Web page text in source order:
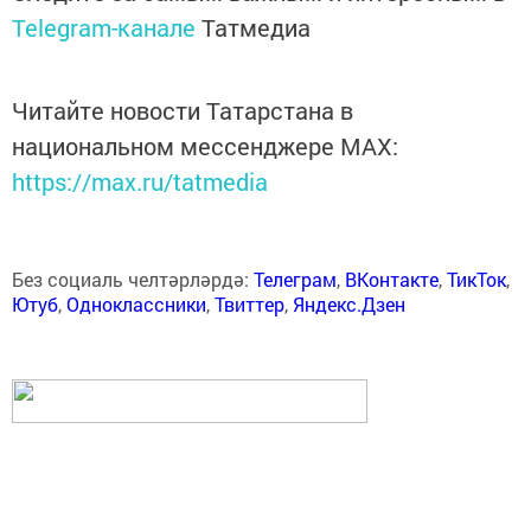
Telegram-канале Татмедиа
Читайте новости Татарстана в
национальном мессенджере MАХ:
https://max.ru/tatmedia
Без социаль челтәрләрдә: Телеграм, ВКонтакте,ТикТок,
Ютуб,Одноклассники,Твиттер, Яндекс.Дзен